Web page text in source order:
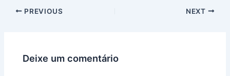
PREVIOUS NEXT
Deixe um comentário